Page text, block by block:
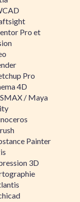
Pro et
Pro
4D
/ Maya
Painter
3D